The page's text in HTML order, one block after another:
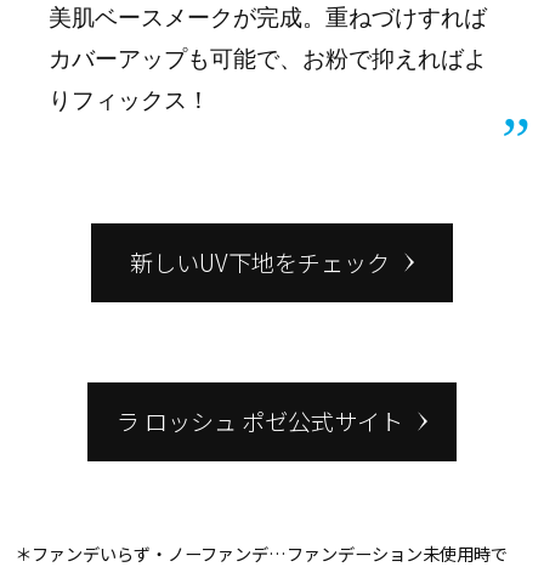
美肌ベースメークが完成。重ねづけすれば
カバーアップも可能で、お粉で抑えればよ
りフィックス！
新しいUV下地をチェック
ラ ロッシュ ポゼ公式サイト
＊ファンデいらず・ノーファンデ…ファンデーション未使用時で